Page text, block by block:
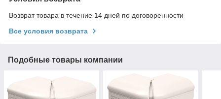
Возврат товара в течение 14 дней по договоренности
Все условия возврата
Подобные товары компании